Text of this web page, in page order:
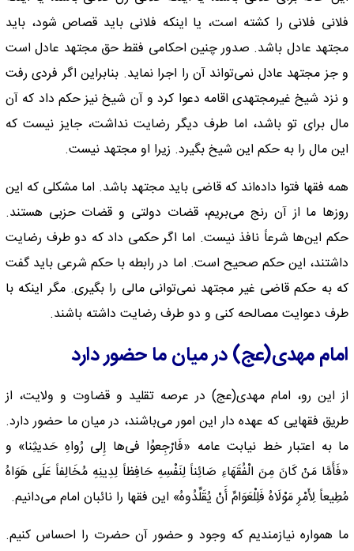
فلانی فلانی را کشته است، یا اینکه فلانی باید قصاص شود، باید
مجتهد عادل باشد. صدور چنین احکامی فقط حق مجتهد عادل است
و جز مجتهد عادل نمی‌تواند آن را اجرا نماید. بنابراین اگر فردی رفت
و نزد شیخ غیرمجتهدی اقامه دعوا کرد و آن شیخ نیز حکم داد که آن
مال برای تو باشد، اما طرف دیگر رضایت نداشت، جایز نیست که
این مال را به حکم این شیخ بگیرد. زیرا او مجتهد نیست.
همه فقها فتوا داده‌اند که قاضی باید مجتهد باشد. اما مشکلی که این
روز‌ها ما از آن رنج می‌بریم، قضات دولتی و قضات حزبی هستند.
حکم این‌ها شرعاً نافذ نیست. اما اگر حکمی داد که دو طرف رضایت
داشتند، این حکم صحیح است. اما در رابطه با حکم شرعی باید گفت
که به حکم قاضی غیر مجتهد نمی‌توانی مالی را بگیری. مگر اینکه با
طرف دعوایت مصالحه کنی و دو طرف رضایت داشته باشند.
امام مهدی(عج) در میان ما حضور دارد
از این رو، امام مهدی(عج) در عرصه تقلید و قضاوت و ولایت، از
طریق فقهایی که عهده دار این امور می‌باشند، در میان ما حضور دارد.
ما به اعتبار خط نیابت عامه «فَارْجِعوُا فی‌ها إِلى رُواهِ حَدیثِنا» و
«فَأَمَّا مَنْ کَانَ مِنَ الْفُقَهَاءِ صَائِناً لِنَفْسِهِ حَافِظاً لِدِینِهِ مُخَالِفاً عَلَى هَوَاهُ
مُطِیعاً لِأَمْرِ مَوْلَاهُ فَلِلْعَوَامِّ أَنْ یُقَلِّدُوهُ» این فقها را نائبان امام می‌دانیم.
ما همواره نیازمندیم که وجود و حضور آن حضرت را احساس کنیم.